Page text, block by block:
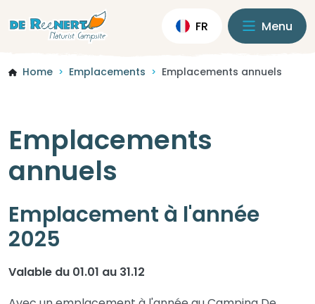
FR Menu
Home > Emplacements > Emplacements annuels
Emplacements
annuels
Emplacement à l'année
2025
Valable du 01.01 au 31.12